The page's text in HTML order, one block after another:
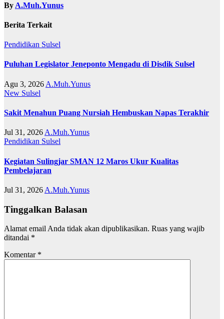
By A.Muh.Yunus
Berita Terkait
Pendidikan Sulsel
Puluhan Legislator Jeneponto Mengadu di Disdik Sulsel
Agu 3, 2026 A.Muh.Yunus
New Sulsel
Sakit Menahun Puang Nursiah Hembuskan Napas Terakhir
Jul 31, 2026 A.Muh.Yunus
Pendidikan Sulsel
Kegiatan Sulingjar SMAN 12 Maros Ukur Kualitas
Pembelajaran
Jul 31, 2026 A.Muh.Yunus
Tinggalkan Balasan
Alamat email Anda tidak akan dipublikasikan. Ruas yang wajib
ditandai *
Komentar *